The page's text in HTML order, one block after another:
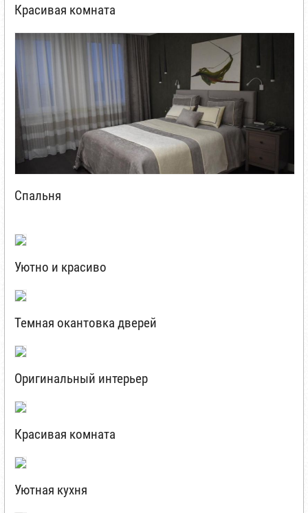
Красивая комната
Спальня
Уютно и красиво
Темная окантовка дверей
Оригинальный интерьер
Красивая комната
Уютная кухня